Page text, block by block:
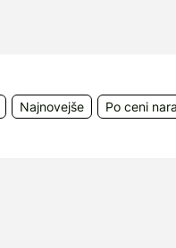
GmbH, 1200 Wien,
Najnovejše Po ceni